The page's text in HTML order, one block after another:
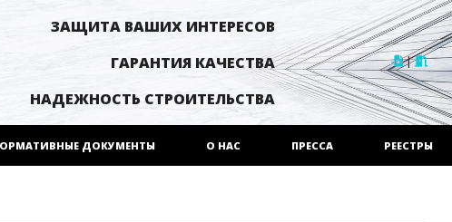
ЗАЩИТА ВАШИХ ИНТЕРЕСОВ
ГАРАНТИЯ КАЧЕСТВА
НАДЕЖНОСТЬ СТРОИТЕЛЬСТВА
|
ДОКУМЕНТЫ О НАС ПРЕССА РЕЕСТРЫ